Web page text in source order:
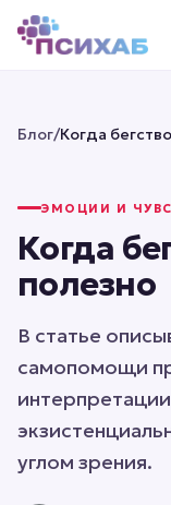
Блог/Когда
ЭМОЦИИ И
Когда
полезно
В статье
самопомощи
углом зрения.